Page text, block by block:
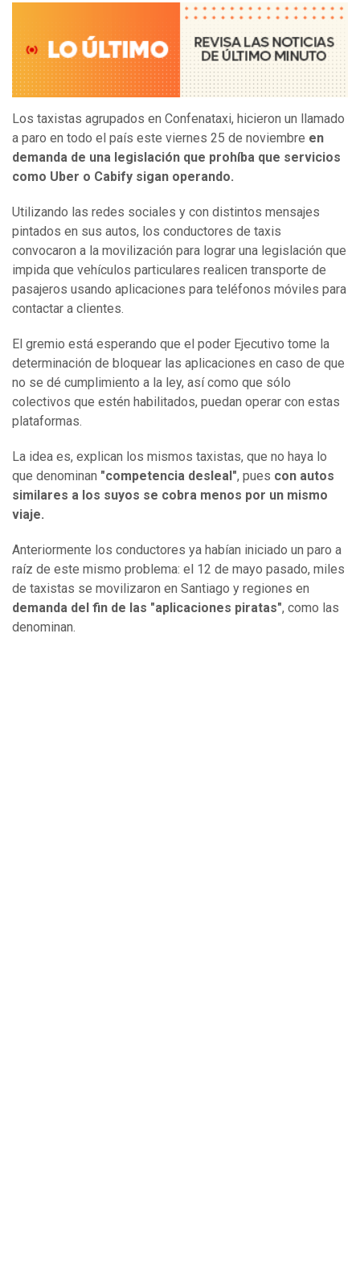
Los taxistas agrupados en Confenataxi, hicieron un llamado
a paro en todo el país este viernes 25 de noviembre en
demanda de una legislación que prohíba que servicios
como Uber o Cabify sigan operando.
Utilizando las redes sociales y con distintos mensajes
pintados en sus autos, los conductores de taxis
convocaron a la movilización para lograr una legislación que
impida que vehículos particulares realicen transporte de
pasajeros usando aplicaciones para teléfonos móviles para
contactar a clientes.
El gremio está esperando que el poder Ejecutivo tome la
determinación de bloquear las aplicaciones en caso de que
no se dé cumplimiento a la ley, así como que sólo
colectivos que estén habilitados, puedan operar con estas
plataformas.
La idea es, explican los mismos taxistas, que no haya lo
que denominan "competencia desleal", pues con autos
similares a los suyos se cobra menos por un mismo
viaje.
Anteriormente los conductores ya habían iniciado un paro a
raíz de este mismo problema: el 12 de mayo pasado, miles
de taxistas se movilizaron en Santiago y regiones en
demanda del fin de las "aplicaciones piratas", como las
denominan.